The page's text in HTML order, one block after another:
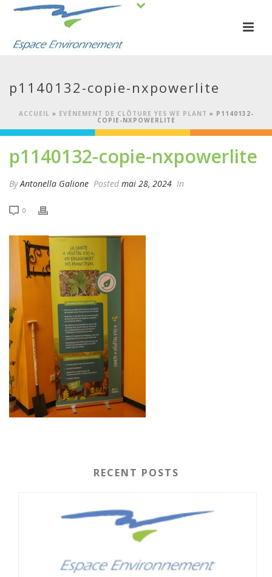
p1140132-copie-nxpowerlite
ACCUEIL » EVÉNEMENT DE CLÔTURE YES WE PLANT » P1140132-
COPIE-NXPOWERLITE
p1140132-copie-nxpowerlite
ByAntonella Galione Posted mai 28, 2024 In
0
RECENT POSTS